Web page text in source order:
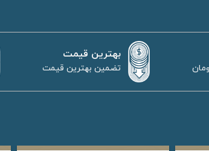
بهترین قیمت
تضمین بهترین قیمت